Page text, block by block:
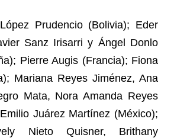
Prudencio (Bolivia); Eder
Sanz Irisarri y Ángel Donlo
Pierre Augis (Francia); Fiona
Mariana Reyes Jiménez, Ana
Mata, Nora Amanda Reyes
Juárez Martínez (México);
Nieto Quisner, Brithany